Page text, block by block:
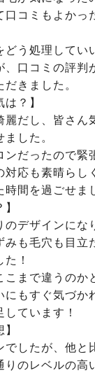
口コミもよかっ
どう処理してい
、口コミの評判
きました。
？】
麗だし、皆さん
した。
だったので緊
応も素晴らしく
間を過ごせま
のデザインにな
みも毛穴も目立
！
こまで違うのか
にもすぐ気づか
ています！
でしたが、他と
りのレベルの高